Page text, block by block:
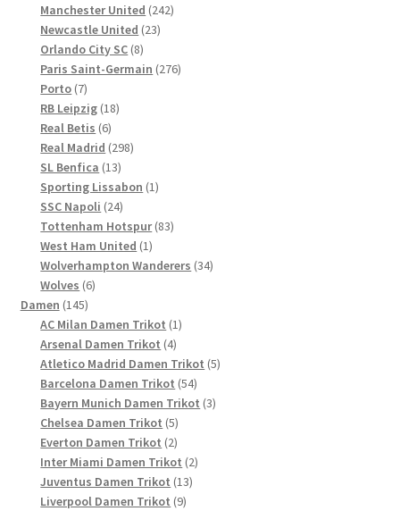
Produkte
Manchester United 242242
Newcastle United 2323
Orlando City SC 88
Produkte
Paris Saint-Germain 276276
Porto 77
Produkte
RB Leipzig 1818
Real Betis 66
Produkte
Real Madrid 298298
SL Benfica 1313
Produkte
Sporting Lissabon 11
SSC Napoli 2424
Produkte
Tottenham Hotspur 8383
West Ham United 11
Produkt
Wolverhampton Wanderers 3434
Wolves 66
Damen 145145
Produkte
AC Milan Damen Trikot 11
Arsenal Damen Trikot 44
Produkte
Atletico Madrid Damen Trikot 55
Barcelona Damen Trikot 5454
Produkte
Bayern Munich Damen Trikot 33
Chelsea Damen Trikot 55
Produkte
Everton Damen Trikot 22
Produkte
Inter Miami Damen Trikot 22
Juventus Damen Trikot 1313
Liverpool Damen Trikot 99